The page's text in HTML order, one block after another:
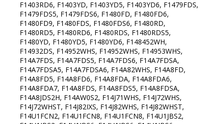
F1403RD6, F1403YD, F1403YD5, F1403YD6, F1479FDS,
F1479FDS5, F1479FDS6, F1480FD, F1480FD6,
F1480FD9, F1480FDS, F1480FDS6, F1480RD,
F1480RD5, F1480RD6, F1480RDS, F1480RDS5,
F1480YD, F1480YD5, F1480YD6, F148452WH,
F14932DS, F14952WHS, F14952WHS, F14953WHS,
F14A7FDS, F14A7FDS5, F14A7FDS6, F14A7FDSA,
F14A7FDSA5, F14A7FDSA6, F14A82WHS, F14A8FD,
F14A8FD5, F14A8FD6, F14A8FDA, F14A8FDA6,
F14A8FDA7, F14A8FDS, F14A8FDS5, F14A8FDSA,
F14A8JDS2H, F14AW0S2, F14J71WHS, F14J72WHS,
F14J72WHST, F14J82IXS, F14J82WHS, F14J82WHST,
F14U1FCN2, F14U1FCN8, F14U1FCN8, F14U1JBS2,